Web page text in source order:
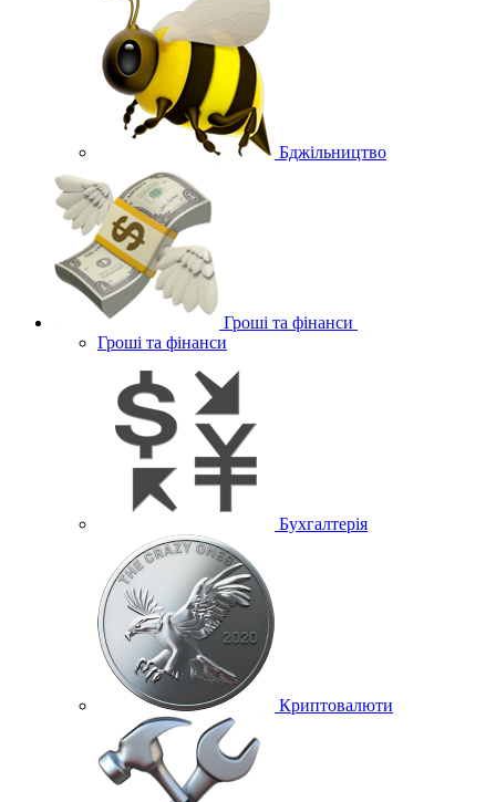
Бджільництво
Гроші та фінанси
Гроші та фінанси
Бухгалтерія
Криптовалюти